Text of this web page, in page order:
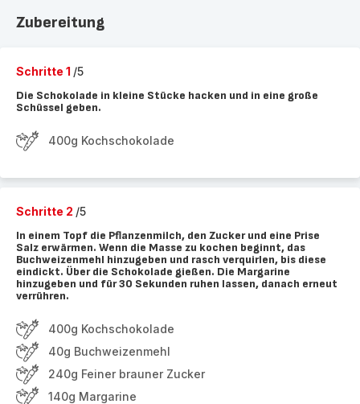
Zubereitung
Schritte 1 /5
Die Schokolade in kleine Stücke hacken und in eine große
Schüssel geben.
400g Kochschokolade
Schritte 2 /5
In einem Topf die Pflanzenmilch, den Zucker und eine Prise
Salz erwärmen. Wenn die Masse zu kochen beginnt, das
Buchweizenmehl hinzugeben und rasch verquirlen, bis diese
eindickt. Über die Schokolade gießen. Die Margarine
hinzugeben und für 30 Sekunden ruhen lassen, danach erneut
verrühren.
400g Kochschokolade
40g Buchweizenmehl
240g Feiner brauner Zucker
140g Margarine